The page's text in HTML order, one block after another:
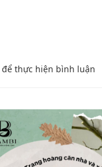
để thực hiện bình luận